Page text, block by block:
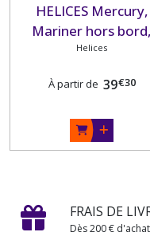
HELICES Mercury,
Mariner hors bord,
Mercruiser SOLAS
Helices
À partir de 39€30
FRAIS DE
Dès 200 €